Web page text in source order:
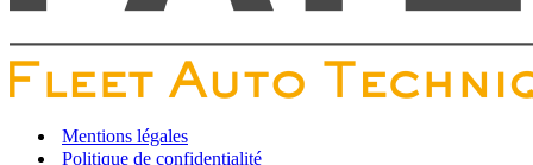
Mentions légales
Politique de confidentialité